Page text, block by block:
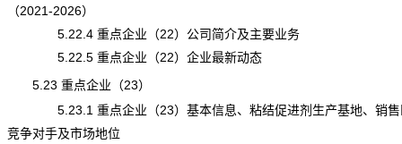
（2021-2026）
5.22.4 重点企业（22）公司简介及主要业务
5.22.5 重点企业（22）企业最新动态
5.23 重点企业（23）
5.23.1 重点企业（23）基本信息、粘结促进剂生产基地、销售
竞争对手及市场地位